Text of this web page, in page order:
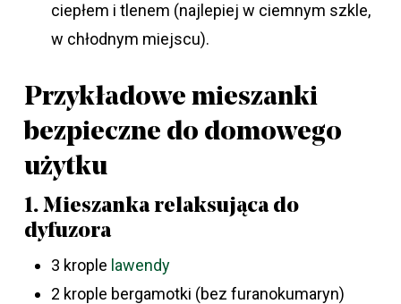
ciepłem i tlenem (najlepiej w ciemnym szkle,
w chłodnym miejscu).
Przykładowe mieszanki
bezpieczne do domowego
użytku
1. Mieszanka relaksująca do
dyfuzora
3 krople lawendy
2 krople bergamotki (bez furanokumaryn)